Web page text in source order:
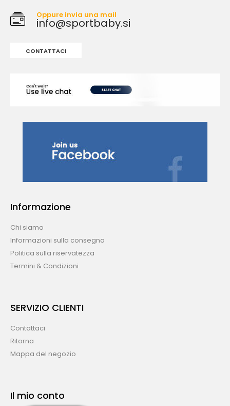
Oppure invia una mail
info@sportbaby.si
CONTATTACI
Informazione
Chi siamo
Informazioni sulla consegna
Politica sulla riservatezza
Termini & Condizioni
SERVIZIO CLIENTI
Contattaci
Ritorna
Mappa del negozio
Il mio conto